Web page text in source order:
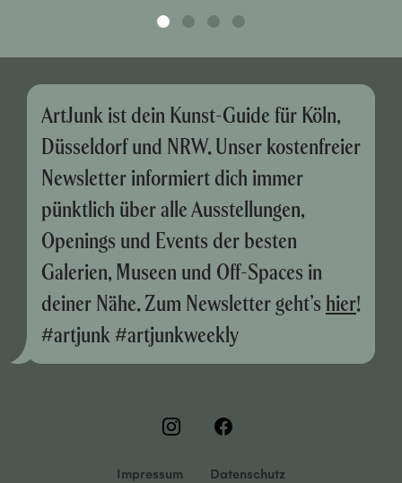
ArtJunk ist dein Kunst-Guide für Köln,
Düsseldorf und NRW. Unser kostenfreier
Newsletter informiert dich immer
pünktlich über alle Ausstellungen,
Openings und Events der besten
Galerien, Museen und Off-Spaces in
deiner Nähe. Zum Newsletter geht’s hier!
#artjunk #artjunkweekly
Impressum Datenschutz